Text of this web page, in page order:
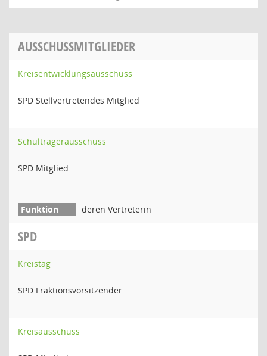
AUSSCHUSSMITGLIEDER
Kreisentwicklungsausschuss
SPD Stellvertretendes Mitglied
Schulträgerausschuss
SPD Mitglied
deren Vertreterin
SPD
Kreistag
SPD Fraktionsvorsitzender
Kreisausschuss